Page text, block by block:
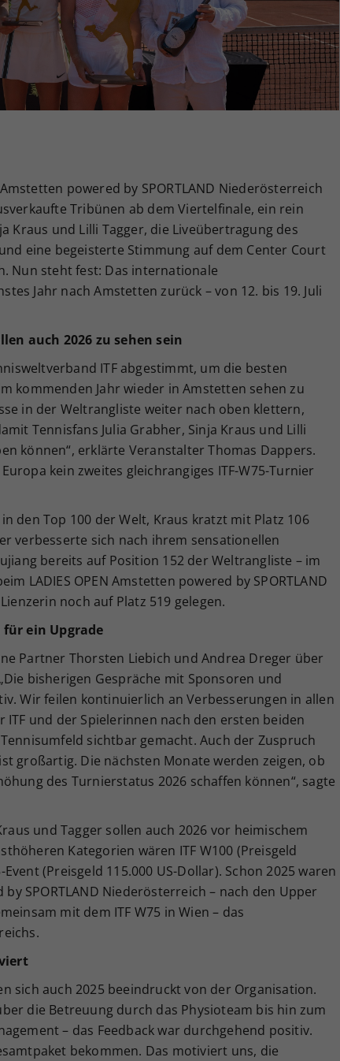
powered by SPORTLAND Niederösterreich
Tribünen ab dem Viertelfinale, ein rein
Kraus und Lilli Tagger, die Liveübertragung des
eine begeisterte Stimmung auf dem Center Court
Nun steht fest: Das internationale
Jahr nach Amstetten zurück – von 12. bis 19. Juli
auch 2026 zu sehen sein
ITF abgestimmt, um die besten
kommenden Jahr wieder in Amstetten sehen zu
in der Weltrangliste weiter nach oben klettern,
Tennisfans Julia Grabher, Sinja Kraus und Lilli
können“, erklärte Veranstalter Thomas Dappers.
kein zweites gleichrangiges ITF-W75-Turnier
den Top 100 der Welt, Kraus kratzt mit Platz 106
verbesserte sich nach ihrem sensationellen
bereits auf Position 152 der Weltrangliste – im
LADIES OPEN Amstetten powered by SPORTLAND
noch auf Platz 519 gelegen.
ein Upgrade
Partner Thorsten Liebich und Andrea Dreger über
bisherigen Gespräche mit Sponsoren und
Wir feilen kontinuierlich an Verbesserungen in allen
ITF und der Spielerinnen nach den ersten beiden
sichtbar gemacht. Auch der Zuspruch
großartig. Die nächsten Monate werden zeigen, ob
des Turnierstatus 2026 schaffen können“, sagte
und Tagger sollen auch 2026 vor heimischem
Kategorien wären ITF W100 (Preisgeld
(Preisgeld 115.000 US-Dollar). Schon 2025 waren
by SPORTLAND Niederösterreich – nach den Upper
mit dem ITF W75 in Wien – das
sich auch 2025 beeindruckt von der Organisation.
die Betreuung durch das Physioteam bis hin zum
– das Feedback war durchgehend positiv.
bekommen. Das motiviert uns, die
Ihrer vorgenommen Einstellungen, falls der
Webseiten-Betreiber dies eingestellt hat.